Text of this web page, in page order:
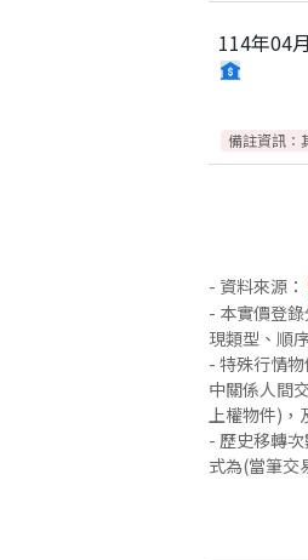
114年04月
備註資訊：
- 資料來源：
- 本實價登
現類型、順
- 特殊行情
中關係人間
上權物件)，
- 歷史移轉
式為(當筆交